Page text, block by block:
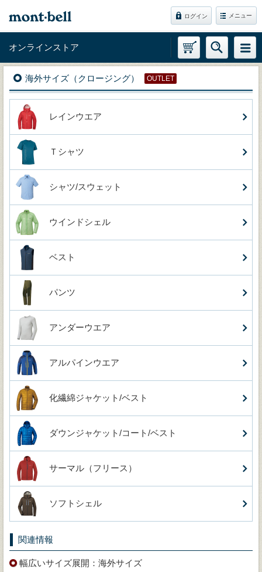
ログイン メニュー
オンラインストア
海外サイズ（クロージング） OUTLET
レインウエア
Ｔシャツ
シャツ/スウェット
ウインドシェル
ベスト
パンツ
アンダーウエア
アルパインウエア
化繊綿ジャケット/ベスト
ダウンジャケット/コート/ベスト
サーマル（フリース）
ソフトシェル
関連情報
幅広いサイズ展開：海外サイズ